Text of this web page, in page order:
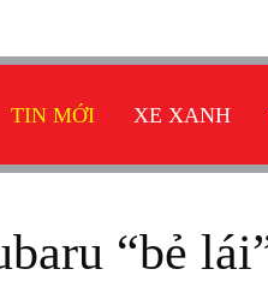
TIN MỚI XE XANH